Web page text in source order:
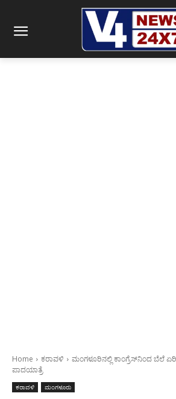
Home ಕರಾವಳಿ
ಮಂಗಳೂರಿನಲ್ಲಿ ಕಾಂಗ್ರೆಸ್‌ನಿಂದ ಬೆಲೆ ಏರಿಕೆ
ಪಾದಯಾತ್ರೆ
ಕರಾವಳಿ ಮಂಗಳೂರು